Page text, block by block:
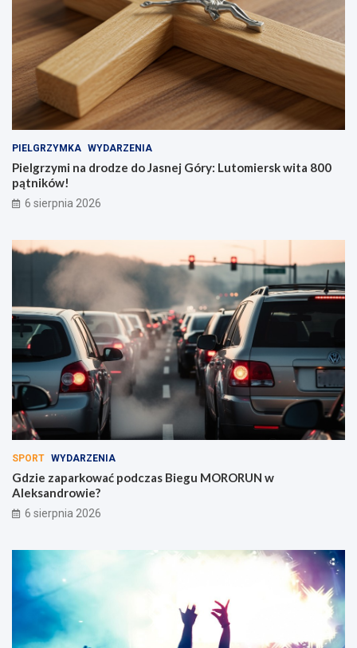
w
a
g
ą
w
Ł
z
k
i
e
z
i
e
e
ń
B
a
ł
u
c
PIELGRZYMKA WYDARZENIA
Pielgrzymi na drodze do Jasnej Góry: Lutomiersk wita 800
pątników!
6 sierpnia 2026
SPORT WYDARZENIA
Gdzie zaparkować podczas Biegu MORORUN w
Aleksandrowie?
6 sierpnia 2026